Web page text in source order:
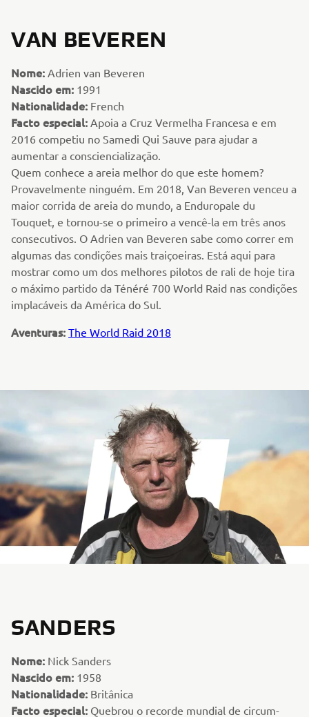
VAN BEVEREN
Nome: Adrien van Beveren
Nascido em: 1991
Nationalidade: French
Facto especial: Apoia a Cruz Vermelha Francesa e em
2016 competiu no Samedi Qui Sauve para ajudar a
aumentar a consciencialização.
Quem conhece a areia melhor do que este homem?
Provavelmente ninguém. Em 2018, Van Beveren venceu a
maior corrida de areia do mundo, a Enduropale du
Touquet, e tornou-se o primeiro a vencê-la em três anos
consecutivos. O Adrien van Beveren sabe como correr em
algumas das condições mais traiçoeiras. Está aqui para
mostrar como um dos melhores pilotos de rali de hoje tira
o máximo partido da Ténéré 700 World Raid nas condições
implacáveis da América do Sul.
Aventuras: The World Raid 2018
SANDERS
Nome: Nick Sanders
Nascido em: 1958
Nationalidade: Britânica
Facto especial: Quebrou o recorde mundial de circum-